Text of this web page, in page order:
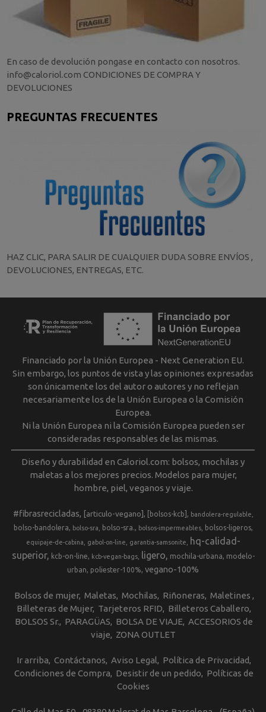
En caso de devolución pongase en contacto con nosotros.
info@caloriol.com CONDICIONES DE COMPRA Y
DEVOLUCIONES
PREGUNTAS FRECUENTES
HAZ CLIC, PARA SALIR DE CUALQUIER DUDA SOBRE ENVÍOS ,
DEVOLUCIONES, ENTREGAS, ETC.
Financiado por la Unión Europea - Next Generation EU.
Sin embargo, los puntos de vista y las opiniones expresadas
son únicamente los del autor o autores y no reflejan
necesariamente los de la Unión Europea o la Comisión
Europea.
Ni la Unión Europea ni la Comisión Europea pueden ser
consideradas responsables de las mismas.
Diseño y durabilidad en Caloriol.com: bolsos, mochilas y
maletas a los mejores precios. Modelos para mujer,
hombre, piel, veganos y viaje.
#fibrasrecicladas [articulo-vegano] [bolsos-kcb] bandolera-regulable
bolso-bandolera bolso-sra bolso-sra. bolsos-impermeables bolsos-ligeros
equipaje-de-cabina gabol-on-line garantia-samsonite
hq-calidad-
superior
kcb-on-line kcb-vegan-bags ligero mochila-urbana
modelo-
urban
poliester-100% vegano-100%
Bolsos de mujer Maletas Mochilas Riñoneras Maletines
Billeteras de Mujer Tarjeteros RFID
Billeteros Caballero
BOLSOS Sr.
PARAGÜAS BOLSA DE VIAJE ACCESORIOS de
viaje
ZONA OUTLET
Ir arriba Contáctanos Aviso Legal
Política de Privacidad
Condiciones de Compra
Desistir de un pedido
Políticas de
Cookies